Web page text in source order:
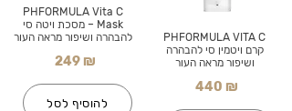
PHFORMULA Vita C
Mask – מסכת ויטה סי
להבהרה ושיפור מראה העור
249 ₪
להוסיף לסל
PHFORMULA VITA C
קרם ויטמין סי להבהרה
ושיפור מראה העור
440 ₪